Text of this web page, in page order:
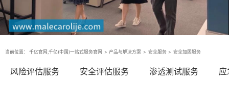
当前位置： 千亿官网,千亿(中国)一站式服务官网 > 产品与解决方案 > 安全服务 > 安全加固服务
风险评估服务 安全评估服务 渗透测试服务